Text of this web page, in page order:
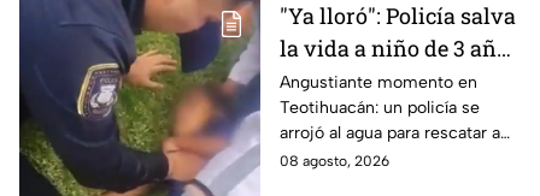
"Ya lloró": Policía salva
la vida a niño de 3 años
que cayó a un lago en
Teotihuacán; aplicó
RCP (VIDEO)
Angustiante momento en
Teotihuacán: un policía se
arrojó al agua para rescatar a
un pequeño que no respiraba y
08 agosto, 2026